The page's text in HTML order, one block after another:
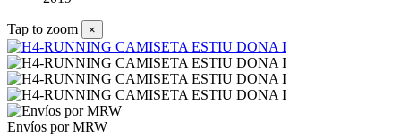
Tap to zoom ×
Envíos por MRW